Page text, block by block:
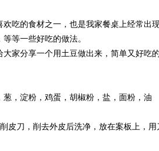
的食材之一，也是我家餐桌上经常出
等一些好吃的做法。
家分享一个用土豆做出来，简单又好吃
，淀粉，鸡蛋，胡椒粉，盐，面粉，油
刀，削去外皮后洗净，放在案板上，用